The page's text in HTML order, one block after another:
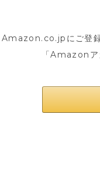
Amazon.co.jpにご登録
「Amazonア